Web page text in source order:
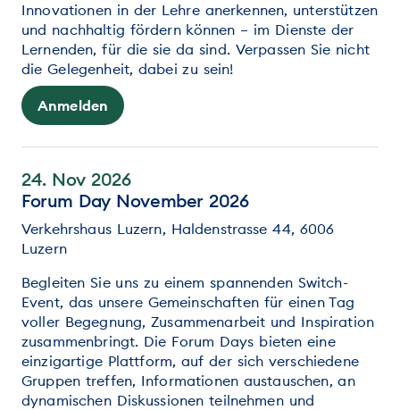
Innovationen in der Lehre anerkennen, unterstützen
und nachhaltig fördern können – im Dienste der
Lernenden, für die sie da sind. Verpassen Sie nicht
die Gelegenheit, dabei zu sein!
Anmelden
24. Nov 2026
Forum Day November 2026
Verkehrshaus Luzern, Haldenstrasse 44, 6006
Luzern
Begleiten Sie uns zu einem spannenden Switch-
Event, das unsere Gemeinschaften für einen Tag
voller Begegnung, Zusammenarbeit und Inspiration
zusammenbringt. Die Forum Days bieten eine
einzigartige Plattform, auf der sich verschiedene
Gruppen treffen, Informationen austauschen, an
dynamischen Diskussionen teilnehmen und